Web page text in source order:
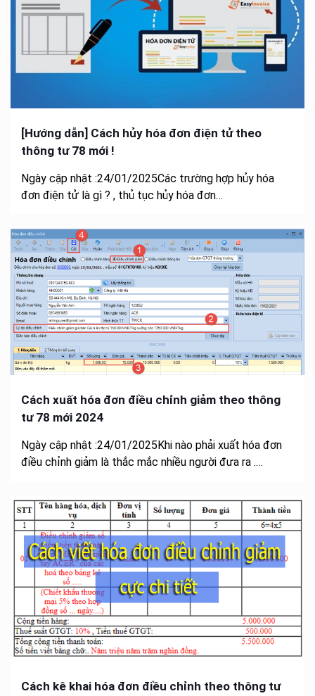
[Hướng dẫn] Cách hủy hóa đơn điện tử theo
thông tư 78 mới !
Ngày cập nhật :24/01/2025Các trường hợp hủy hóa
đơn điện tử là gì ? , thủ tục hủy hóa đơn…
Cách xuất hóa đơn điều chỉnh giảm theo thông
tư 78 mới 2024
Ngày cập nhật :24/01/2025Khi nào phải xuất hóa đơn
điều chỉnh giảm là thắc mắc nhiều người đưa ra .…
Cách kê khai hóa đơn điều chỉnh theo thông tư